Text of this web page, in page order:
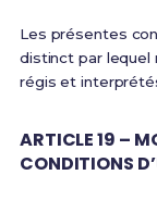
Les présentes
distinct par lequel
régis et
ARTICLE 19 –
CONDITIONS